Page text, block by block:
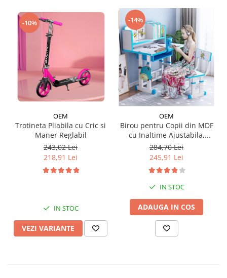
-10%
OEM
Trotineta Pliabila cu Cric si
Maner Reglabil
243,02 Lei
218,91 Lei
IN STOC
VEZI VARIANTE
-14%
OEM
Birou pentru Copii din MDF
cu Inaltime Ajustabila,
Model Astronaut
284,70 Lei
245,91 Lei
IN STOC
ADAUGA IN COS